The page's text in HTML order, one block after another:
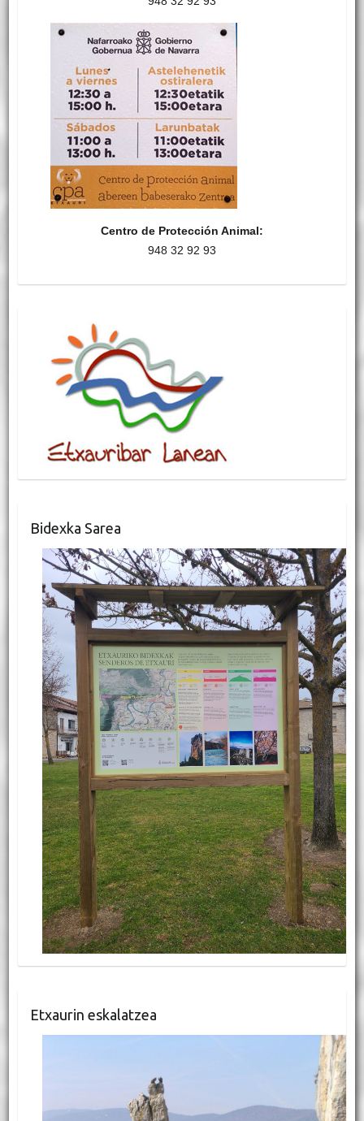
Centro de Protección Animal:
948 32 92 93
Bidexka Sarea
Etxaurin eskalatzea